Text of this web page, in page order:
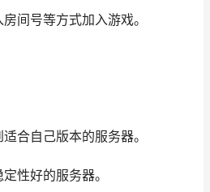
间号等方式加入游戏。
合自己版本的服务器。
性好的服务器。